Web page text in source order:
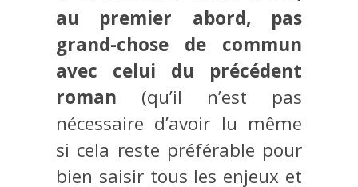
au premier abord, pas
grand-chose de commun
avec celui du précédent
roman (qu’il n’est pas
nécessaire d’avoir lu même
si cela reste préférable pour
bien saisir tous les enjeux et